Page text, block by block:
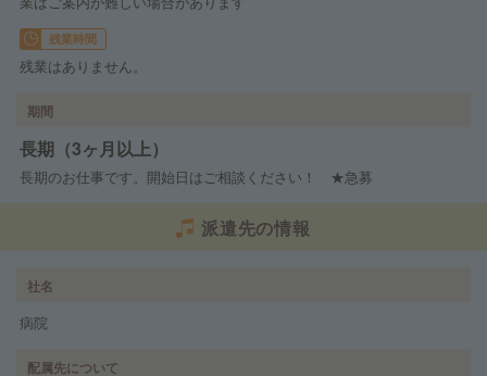
残業時間
残業はありません。
期間
長期（3ヶ月以上）
長期のお仕事です。開始日はご相談ください！ ★急募
派遣先の情報
社名
病院
配属先について